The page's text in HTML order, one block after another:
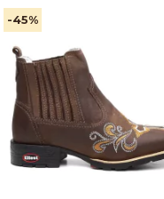
-45%